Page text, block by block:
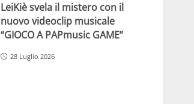
LeiKiè svela il mistero con il
nuovo videoclip musicale
“GIOCO A PAPmusic GAME”
28 Luglio 2026